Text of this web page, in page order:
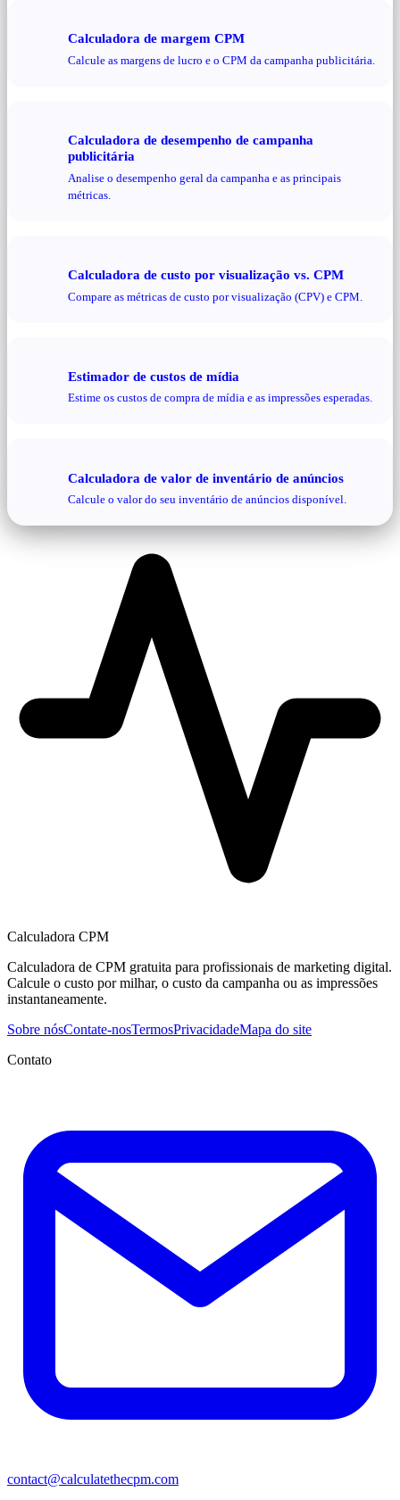
Calculadora de margem CPM
Calcule as margens de lucro e o CPM da campanha publicitária.
Calculadora de desempenho de campanha
publicitária
Analise o desempenho geral da campanha e as principais
métricas.
Calculadora de custo por visualização vs. CPM
Compare as métricas de custo por visualização (CPV) e CPM.
Estimador de custos de mídia
Estime os custos de compra de mídia e as impressões esperadas.
Calculadora de valor de inventário de anúncios
Calcule o valor do seu inventário de anúncios disponível.
Calculadora CPM
Calculadora de CPM gratuita para profissionais de marketing digital.
Calcule o custo por milhar, o custo da campanha ou as impressões
instantaneamente.
Sobre nósContate-nosTermosPrivacidadeMapa do site
Contato
contact@calculatethecpm.com